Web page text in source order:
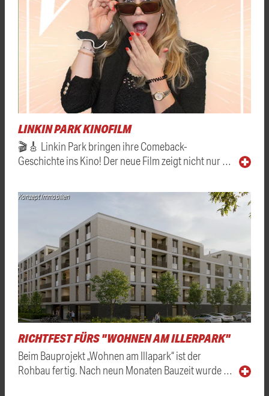
LINKIN PARK KINOFILM
🎬🎸 Linkin Park bringen ihre Comeback-
Geschichte ins Kino! Der neue Film zeigt nicht nur …
Konzept Immobilien
RICHTFEST FÜRS "WOHNEN AM ILLERPARK"
Beim Bauprojekt „Wohnen am Illapark“ ist der
Rohbau fertig. Nach neun Monaten Bauzeit wurde …